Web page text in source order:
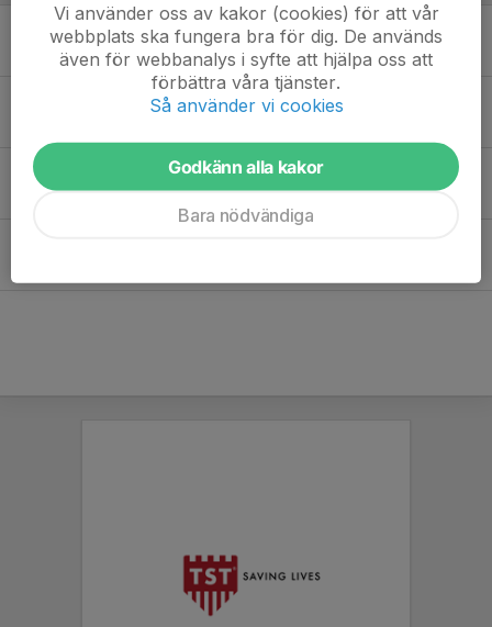
TÄFF vann Skene Järn Cup 2023
17 jan 2023 0
Dagens match startar 12.00 på Svansjövallen!
Ingen U match idag 21/9
21 sep 2020 0
Vi använder oss av kakor (cookies) för att vår
webbplats ska fungera bra för dig. De används
även för webbanalys i syfte att hjälpa oss att
förbättra våra tjänster.
Så använder vi cookies
Godkänn alla kakor
Bara nödvändiga